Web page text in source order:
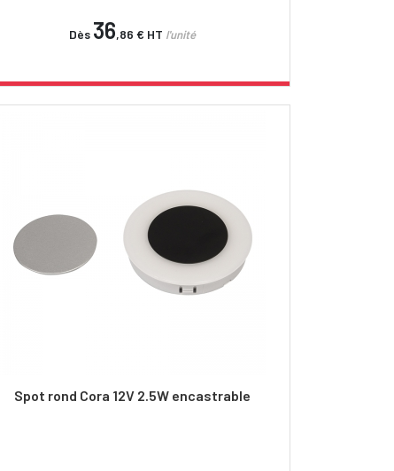
Dès 36,86 € HT l'unité
Spot rond Cora 12V 2.5W encastrable